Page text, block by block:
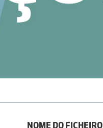
NOME DO FICHEIRO